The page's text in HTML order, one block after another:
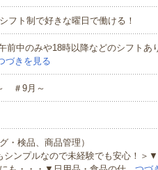
フト制で好きな曜日で働ける！
前中のみや18時以降などのシフト
づきを見る
＃9月～
・検品、商品管理）
シンプルなので未経験でも安心！＞